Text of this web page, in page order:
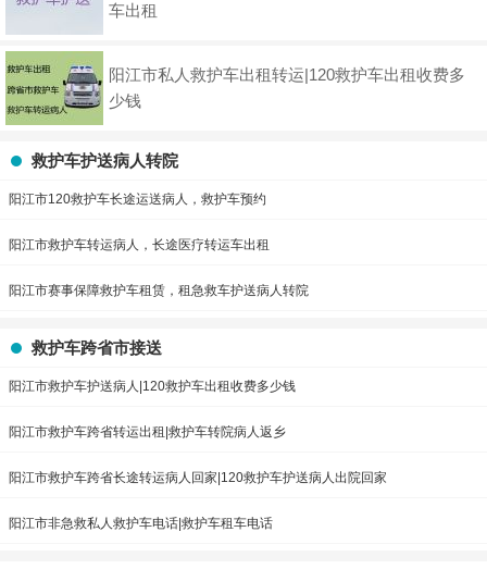
车出租
阳江市私人救护车出租转运|120救护车出租收费多
少钱
救护车护送病人转院
阳江市120救护车长途运送病人，救护车预约
阳江市救护车转运病人，长途医疗转运车出租
阳江市赛事保障救护车租赁，租急救车护送病人转院
救护车跨省市接送
阳江市救护车护送病人|120救护车出租收费多少钱
阳江市救护车跨省转运出租|救护车转院病人返乡
阳江市救护车跨省长途转运病人回家|120救护车护送病人出院回家
阳江市非急救私人救护车电话|救护车租车电话